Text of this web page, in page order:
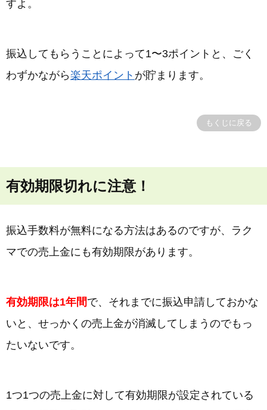
すよ。
振込してもらうことによって1〜3ポイントと、ごく
わずかながら楽天ポイント が貯まります。
もくじに戻る
有効期限切れに注意！
振込手数料が無料になる方法はあるのですが、ラク
マでの売上金にも有効期限があります。
有効期限は1年間で、それまでに振込申請しておかな
いと、せっかくの売上金が消滅してしまうのでもっ
たいないです。
1つ1つの売上金に対して有効期限が設定されている